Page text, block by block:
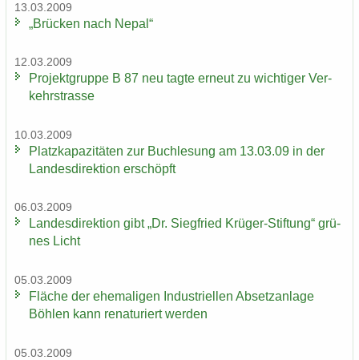
13.03.2009
„Brü­cken nach Nepal“
12.03.2009
Pro­jekt­grup­pe B 87 neu tagte er­neut zu wich­ti­ger Ver­
kehrs­tras­se
10.03.2009
Platz­ka­pa­zi­tä­ten zur Buch­le­sung am 13.03.09 in der
Lan­des­di­rek­ti­on er­schöpft
06.03.2009
Lan­des­di­rek­ti­on gibt „Dr. Sieg­fried Krüger-​Stiftung“ grü­
nes Licht
05.03.2009
Flä­che der ehe­ma­li­gen In­dus­tri­el­len Ab­setz­an­la­ge
Böh­len kann re­na­tu­riert wer­den
05.03.2009